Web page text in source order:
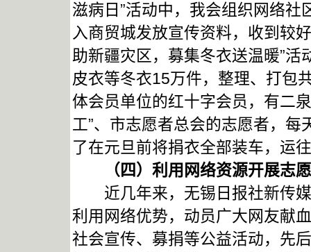
滋病日”活动中，我会组织网络
入商贸城发放宣传资料，收到较
助新疆灾区，募集冬衣送温暖”
皮衣等冬衣15万件，整理、打包
体会员单位的红十字会员，有二
工”、市志愿者总会的志愿者，
了在元旦前将捐衣全部装车，运
（四）利用网络资源开展志
近几年来，无锡日报社新传媒
利用网络优势，动员广大网友献
社会宣传、募捐等公益活动，先